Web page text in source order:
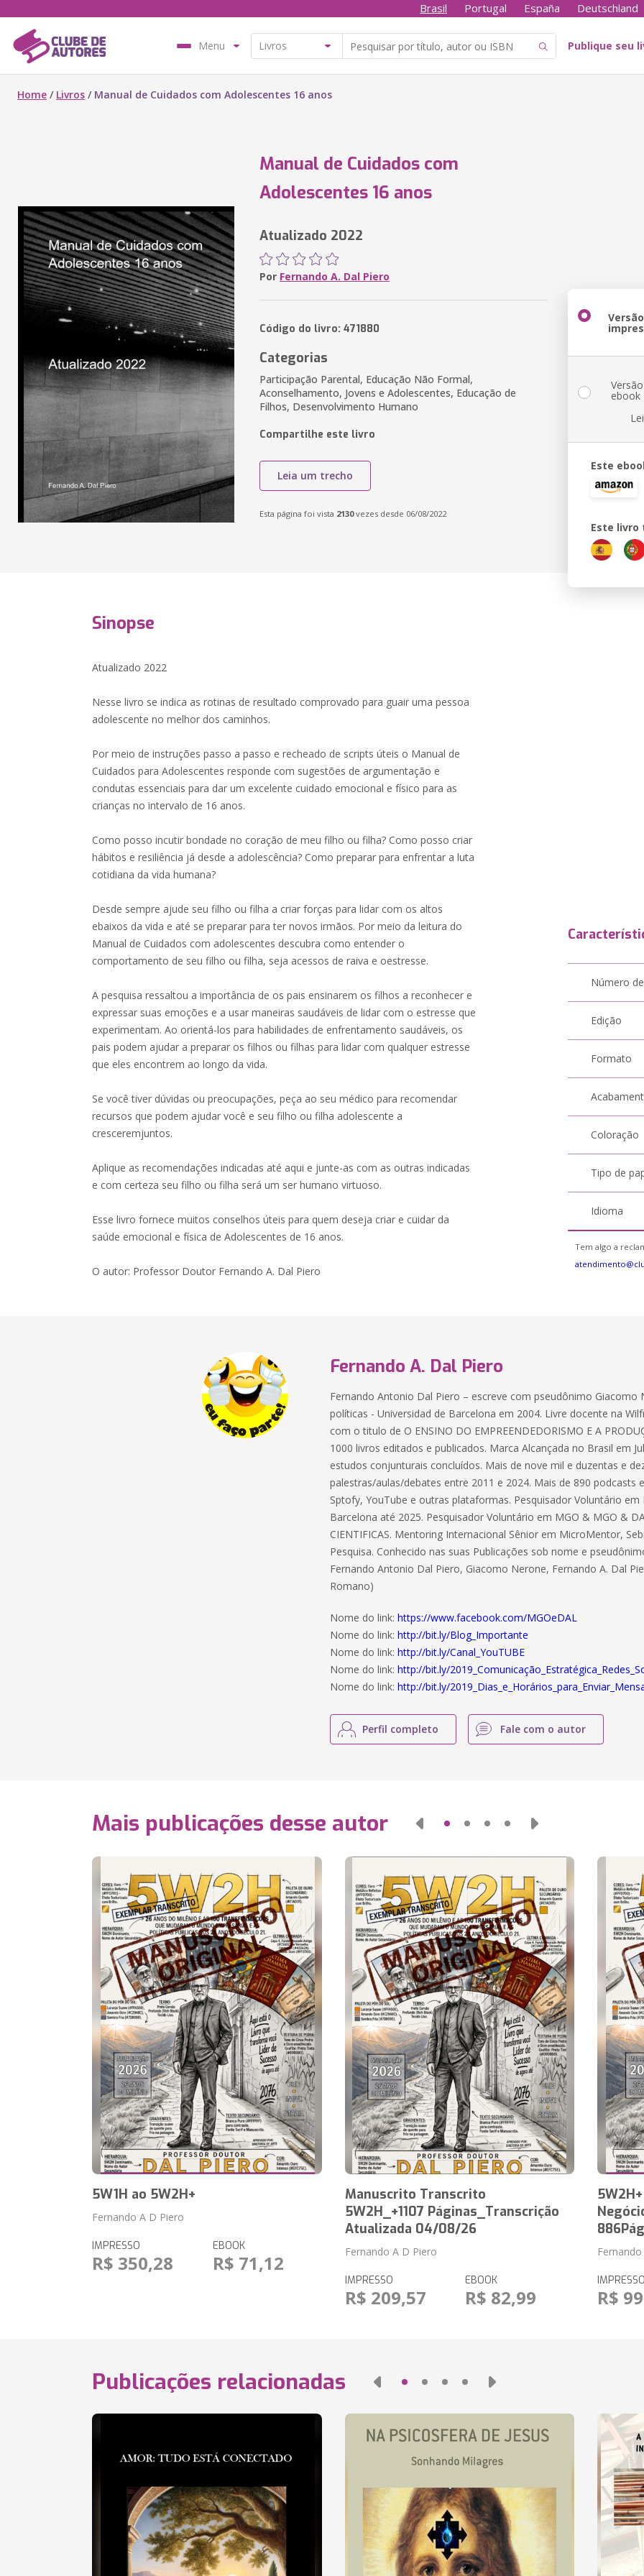
Brasil Portugal España Deutschland
Menu Publique seu
Home / Livros / Manual de Cuidados com Adolescentes 16 anos
Manual de Cuidados com
Adolescentes 16 anos
Atualizado 2022
Por Fernando A. Dal Piero
Código do livro: 471880
Categorias
Participação Parental, Educação Não Formal,
Aconselhamento, Jovens e Adolescentes, Educação de
Filhos, Desenvolvimento Humano
Compartilhe este livro
Leia um trecho
Esta página foi vista 2130vezes desde 06/08/2022
Versão
Versão
ebook
Este
Este livro
Sinopse
Atualizado 2022
Nesse livro se indica as rotinas de resultado comprovado para guair uma pessoa
adolescente no melhor dos caminhos.
Por meio de instruções passo a passo e recheado de scripts úteis o Manual de
Cuidados para Adolescentes responde com sugestões de argumentação e
condutas essenciais para dar um excelente cuidado emocional e físico para as
crianças no intervalo de 16 anos.
Como posso incutir bondade no coração de meu filho ou filha? Como posso criar
hábitos e resiliência já desde a adolescência? Como preparar para enfrentar a luta
cotidiana da vida humana?
Desde sempre ajude seu filho ou filha a criar forças para lidar com os altos
ebaixos da vida e até se preparar para ter novos irmãos. Por meio da leitura do
Manual de Cuidados com adolescentes descubra como entender o
comportamento de seu filho ou filha, seja acessos de raiva e oestresse.
A pesquisa ressaltou a importância de os pais ensinarem os filhos a reconhecer e
expressar suas emoções e a usar maneiras saudáveis de lidar com o estresse que
experimentam. Ao orientá-los para habilidades de enfrentamento saudáveis, os
pais podem ajudar a preparar os filhos ou filhas para lidar com qualquer estresse
que eles encontrem ao longo da vida.
Se você tiver dúvidas ou preocupações, peça ao seu médico para recomendar
recursos que podem ajudar você e seu filho ou filha adolescente a
cresceremjuntos.
Aplique as recomendações indicadas até aqui e junte-as com as outras indicadas
e com certeza seu filho ou filha será um ser humano virtuoso.
Esse livro fornece muitos conselhos úteis para quem deseja criar e cuidar da
saúde emocional e física de Adolescentes de 16 anos.
O autor: Professor Doutor Fernando A. Dal Piero
Número
Edição
Formato
Coloração
Tipo de
Idioma
Tem algo a
Fernando A. Dal Piero
Fernando Antonio Dal Piero – escreve com pseudônimo Giacomo
políticas - Universidad de Barcelona em 2004. Livre docente na
com o titulo de O ENSINO DO EMPREENDEDORISMO E A
1000 livros editados e publicados. Marca Alcançada no Brasil em
estudos conjunturais concluídos. Mais de nove mil e duzentas e
palestras/aulas/debates entre 2011 e 2024. Mais de 890 podcasts
Sptofy, YouTube e outras plataformas. Pesquisador Voluntário em
Barcelona até 2025. Pesquisador Voluntário em MGO & MGO &
CIENTIFICAS. Mentoring Internacional Sênior em MicroMentor,
Pesquisa. Conhecido nas suas Publicações sob nome e
Fernando Antonio Dal Piero, Giacomo Nerone, Fernando A. Dal
Romano)
Nome do link:https://www.facebook.com/MGOeDAL
Nome do link:http://bit.ly/Blog_Importante
Nome do link:http://bit.ly/Canal_YouTUBE
Nome do link:http://bit.ly/
Nome do link:http://bit.ly/
Perfil completo Fale com o autor
Mais publicações desse autor
5W1H ao 5W2H+
Fernando A D Piero
IMPRESSO
R$ 350,28
EBOOK
R$ 71,12
Manuscrito Transcrito
5W2H_+1107 Páginas_Transcrição
Atualizada 04/08/26
Fernando A D Piero
IMPRESSO
R$ 209,57
EBOOK
R$ 82,99 R$
Publicações relacionadas